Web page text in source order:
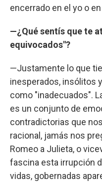
encerrado en el yo o
—¿Qué sentís que te
equivocados"?
—Justamente lo que
inesperados, insólitos
como "inadecuados".
es un conjunto de
contradictorias que
racional, jamás nos
Romeo a Julieta, o
fascina esta irrupción
vidas, gobernadas